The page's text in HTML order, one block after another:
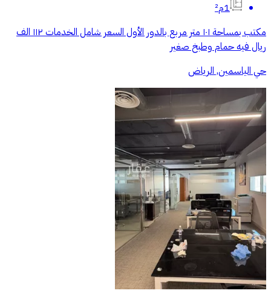
1م²
مكتب بمساحة ١٠١ متر مربع بالدور الأول السعر شامل الخدمات ١١٢ الف
ريال فيه حمام وطبخ صغير
حي الياسمين, الرياض